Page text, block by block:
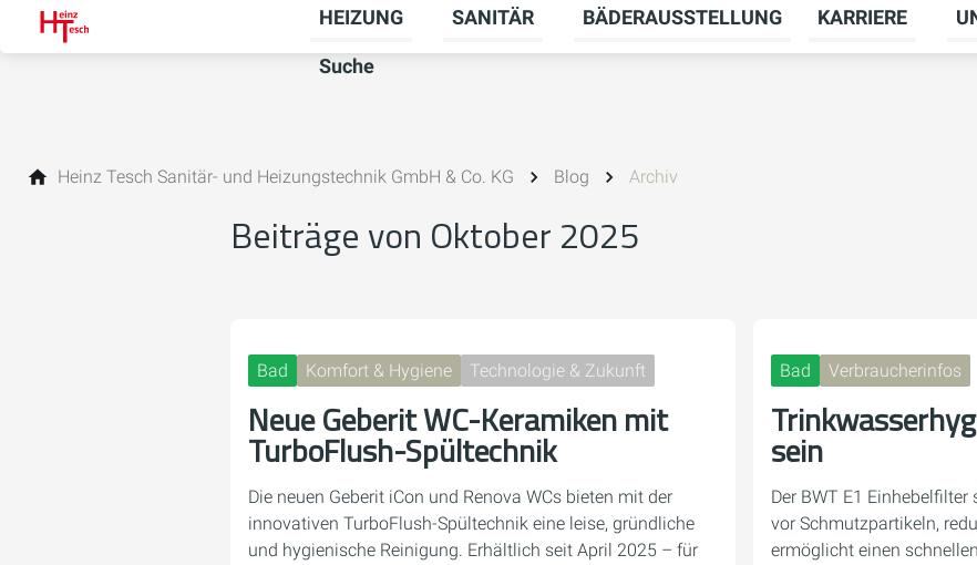
HEIZUNG
Untermenü für HEIZUNG umschalten
SANITÄR
Untermenü für SANITÄR umschalten
BÄDERAUSSTELLUNG KARRIERE
Suche
Heinz Tesch Sanitär- und Heizungstechnik GmbH & Co. KG Blog Archiv
Beiträge von Oktober 2025
Bad Komfort & Hygiene Technologie & Zukunft
Neue Geberit WC-Keramiken mit
TurboFlush-Spültechnik
Die neuen Geberit iCon und Renova WCs bieten mit der
innovativen TurboFlush-Spültechnik eine leise, gründliche
und hygienische Reinigung. Erhältlich seit April 2025 – für
Bad Verbraucherinfos
sein
Der BWT E1
vor Schmutzpartikeln,
ermöglicht einen